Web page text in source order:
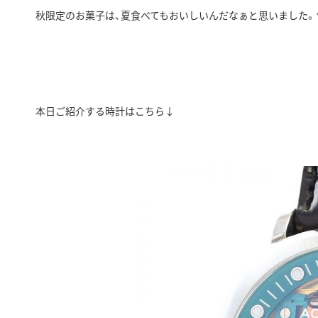
秋限定のお菓子は、夏食べてもおいしいんだなぁと思いました
本日ご紹介する時計はこちら↓